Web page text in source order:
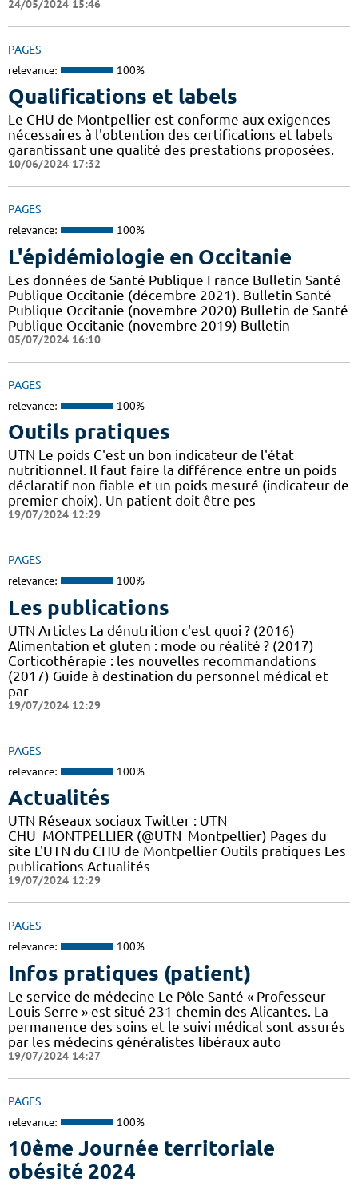
24/05/2024 15:46
PAGES
relevance: 100%
Qualifications et labels
Le CHU de Montpellier est conforme aux exigences
nécessaires à l'obtention des certifications et labels
garantissant une qualité des prestations proposées.
10/06/2024 17:32
PAGES
relevance: 100%
L'épidémiologie en Occitanie
Les données de Santé Publique France Bulletin Santé
Publique Occitanie (décembre 2021). Bulletin Santé
Publique Occitanie (novembre 2020) Bulletin de Santé
Publique Occitanie (novembre 2019) Bulletin
05/07/2024 16:10
PAGES
relevance: 100%
Outils pratiques
UTN Le poids C'est un bon indicateur de l'état
nutritionnel. Il faut faire la différence entre un poids
déclaratif non fiable et un poids mesuré (indicateur de
premier choix). Un patient doit être pes
19/07/2024 12:29
PAGES
relevance: 100%
Les publications
UTN Articles La dénutrition c'est quoi ? (2016)
Alimentation et gluten : mode ou réalité ? (2017)
Corticothérapie : les nouvelles recommandations
(2017) Guide à destination du personnel médical et
par
19/07/2024 12:29
PAGES
relevance: 100%
Actualités
UTN Réseaux sociaux Twitter : UTN
CHU_MONTPELLIER (@UTN_Montpellier) Pages du
site L'UTN du CHU de Montpellier Outils pratiques Les
publications Actualités
19/07/2024 12:29
PAGES
relevance: 100%
Infos pratiques (patient)
Le service de médecine Le Pôle Santé « Professeur
Louis Serre » est situé 231 chemin des Alicantes. La
permanence des soins et le suivi médical sont assurés
par les médecins généralistes libéraux auto
19/07/2024 14:27
PAGES
relevance: 100%
10ème Journée territoriale
obésité 2024